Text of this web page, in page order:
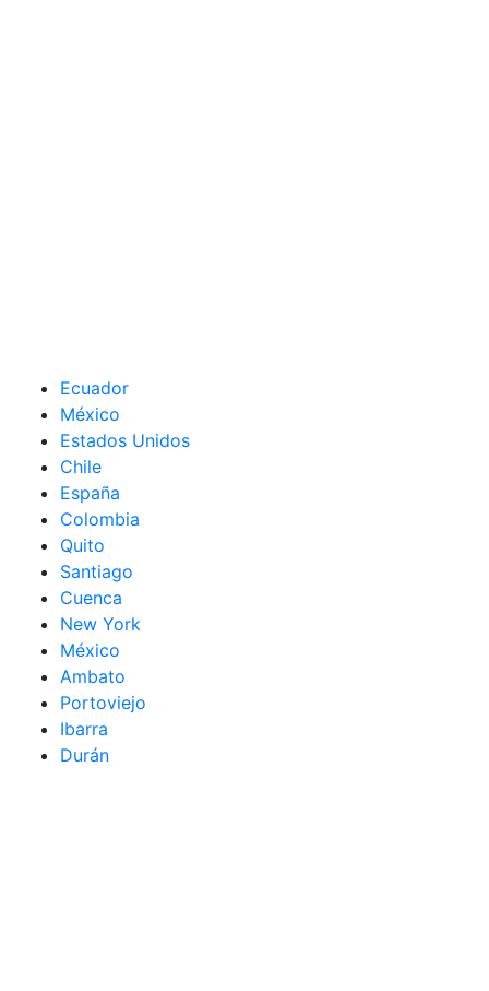
Ecuador
México
Estados Unidos
Chile
España
Colombia
Quito
Santiago
Cuenca
New York
México
Ambato
Portoviejo
Ibarra
Durán